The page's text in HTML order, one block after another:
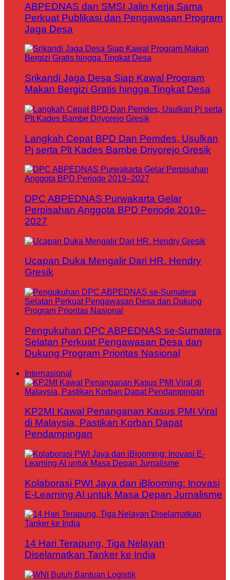
ABPEDNAS dan SMSI Jalin Kerja Sama
Perkuat Publikasi dan Pengawasan Program
Jaga Desa
Srikandi Jaga Desa Siap Kawal Program
Makan Bergizi Gratis hingga Tingkat Desa
Langkah Cepat BPD Dan Pemdes, Usulkan
Pj serta Plt Kades Bambe Driyorejo Gresik
DPC ABPEDNAS Purwakarta Gelar
Perpisahan Anggota BPD Periode 2019–
2027
Ucapan Duka Mengalir Dari HR. Hendry
Gresik
Pengukuhan DPC ABPEDNAS se-Sumatera
Selatan Perkuat Pengawasan Desa dan
Dukung Program Prioritas Nasional
Internasional
KP2MI Kawal Penanganan Kasus PMI Viral
di Malaysia, Pastikan Korban Dapat
Pendampingan
Kolaborasi PWI Jaya dan iBlooming: Inovasi
E-Learning AI untuk Masa Depan Jurnalisme
14 Hari Terapung, Tiga Nelayan
Diselamatkan Tanker ke India